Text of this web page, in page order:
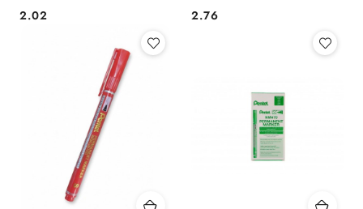
Cena:
2.02 Cena:
2.76